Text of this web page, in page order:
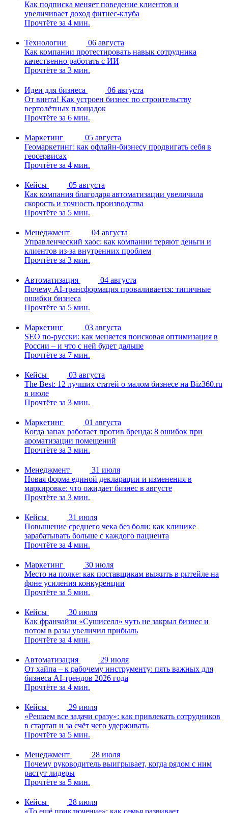
Как подписка меняет поведение клиентов и
увеличивает доход фитнес-клуба
Прочтёте за 4 мин.
Технологии
06 августа
Как компании протестировать навык сотрудника
качественно работать с ИИ
Прочтёте за 3 мин.
Идеи для бизнеса
06 августа
От винта! Как устроен бизнес по строительству
вертолётных площадок
Прочтёте за 6 мин.
Маркетинг
05 августа
Геомаркетинг: как офлайн-бизнесу продвигать себя в
геосервисах
Прочтёте за 4 мин.
Кейсы
05 августа
Как компания благодаря автоматизации увеличила
скорость и точность производства
Прочтёте за 5 мин.
Менеджмент
04 августа
Управленческий хаос: как компании теряют деньги и
клиентов из-за внутренних проблем
Прочтёте за 3 мин.
Автоматизация
04 августа
Почему AI-трансформация проваливается: типичные
ошибки бизнеса
Прочтёте за 5 мин.
Маркетинг
03 августа
SEO по-русски: как меняется поисковая оптимизация в
России – и что с ней будет дальше
Прочтёте за 7 мин.
Кейсы
03 августа
The Best: 12 лучших статей о малом бизнесе на Biz360.ru
в июле
Прочтёте за 3 мин.
Маркетинг
01 августа
Когда запах работает против бренда: 8 ошибок при
ароматизации помещений
Прочтёте за 3 мин.
Менеджмент
31 июля
Новая форма единой декларации и изменения в
маркировке: что ожидает бизнес в августе
Прочтёте за 3 мин.
Кейсы
31 июля
Повышение среднего чека без боли: как клинике
зарабатывать больше с каждого пациента
Прочтёте за 4 мин.
Маркетинг
30 июля
Место на полке: как поставщикам выжить в ритейле на
фоне усиления конкуренции
Прочтёте за 5 мин.
Кейсы
30 июля
Как франчайзи «Сушиселл» чуть не закрыл бизнес и
потом в разы увеличил прибыль
Прочтёте за 4 мин.
Автоматизация
29 июля
От хайпа – к рабочему инструменту: пять важных для
бизнеса AI-трендов 2026 года
Прочтёте за 4 мин.
Кейсы
29 июля
«Решаем все задачи сразу»: как привлекать сотрудников
в стартап и за счёт чего удерживать
Прочтёте за 5 мин.
Менеджмент
28 июля
Почему руководитель выигрывает, когда рядом с ним
растут лидеры
Прочтёте за 5 мин.
Кейсы
28 июля
«То ещё приключение»: как семья развивает